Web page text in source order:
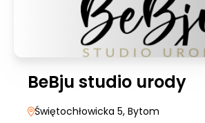
BeBju studio urody
Świętochłowicka 5, Bytom